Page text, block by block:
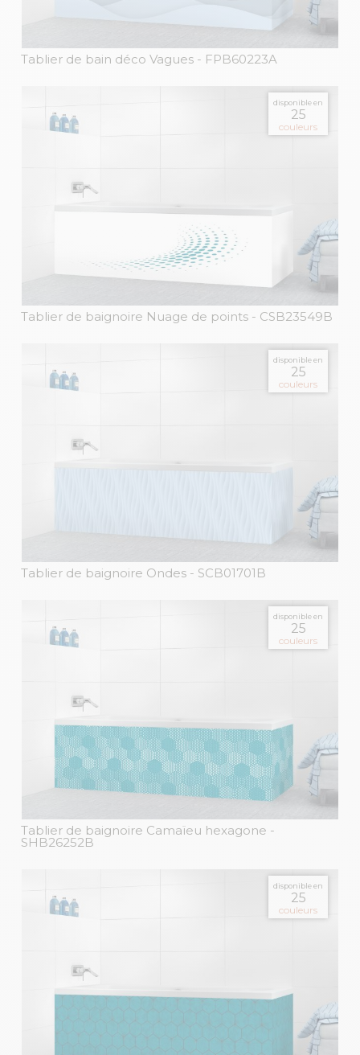
Tablier de bain déco Vagues - FPB60223A
disponible en
25
couleurs
Tablier de baignoire Nuage de points - CSB23549B
disponible en
25
couleurs
Tablier de baignoire Ondes - SCB01701B
disponible en
25
couleurs
Tablier de baignoire Camaïeu hexagone -
SHB26252B
disponible en
25
couleurs